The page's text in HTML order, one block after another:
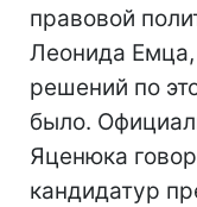
правовой
Леонида Емца,
решений по
было.
Яценюка
кандидатур